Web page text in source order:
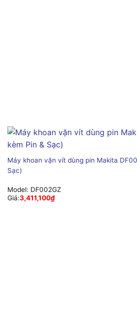
Máy khoan vặn vít dùng pin Makita
Sạc)
Model: DF002GZ
Giá:3,411,100₫